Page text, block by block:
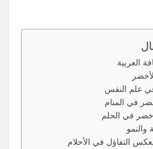
العربية
علم النفس
في المنام
في الحلم
التفاؤل في الأحلام